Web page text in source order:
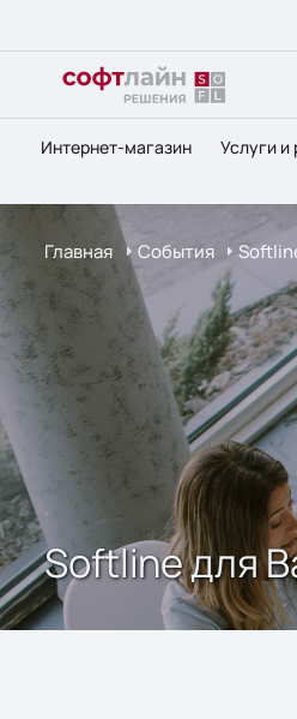
Интернет-магазин Услуги и
Главная События
Softline для